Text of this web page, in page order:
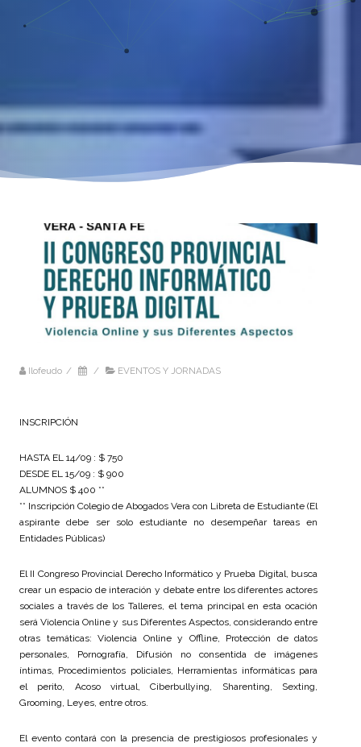
Ilofeudo / / EVENTOS Y JORNADAS
INSCRIPCIÓN
HASTA EL 14/09 : $ 750
DESDE EL 15/09 : $ 900
ALUMNOS $ 400 **
** Inscripción Colegio de Abogados Vera con Libreta de Estudiante (El
aspirante debe ser solo estudiante no desempeñar tareas en
Entidades Públicas)
El II Congreso Provincial Derecho Informático y Prueba Digital, busca
crear un espacio de interación y debate entre los diferentes actores
sociales a través de los Talleres, el tema principal en esta ocación
será Violencia Online y sus Diferentes Aspectos, considerando entre
otras temáticas: Violencia Online y Offline, Protección de datos
personales, Pornografía, Difusión no consentida de imágenes
íntimas, Procedimientos policiales, Herramientas informáticas para
el perito, Acoso virtual, Ciberbullying, Sharenting, Sexting,
Grooming, Leyes, entre otros.
El evento contará con la presencia de prestigiosos profesionales y